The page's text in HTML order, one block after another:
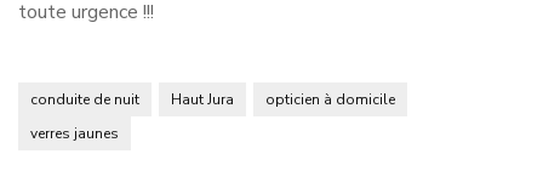
toute urgence !!!
conduite de nuit Haut Jura
opticien à domicile
verres jaunes